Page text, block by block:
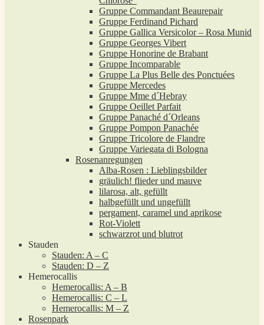
Gruppe Commandant Beaurepair
Gruppe Ferdinand Pichard
Gruppe Gallica Versicolor – Rosa Munid
Gruppe Georges Vibert
Gruppe Honorine de Brabant
Gruppe Incomparable
Gruppe La Plus Belle des Ponctuées
Gruppe Mercedes
Gruppe Mme d´Hebray
Gruppe Oeillet Parfait
Gruppe Panaché d´Orleans
Gruppe Pompon Panachée
Gruppe Tricolore de Flandre
Gruppe Variegata di Bologna
Rosenanregungen
Alba-Rosen : Lieblingsbilder
gräulich! flieder und mauve
lilarosa, alt, gefüllt
halbgefüllt und ungefüllt
pergament, caramel und aprikose
Rot-Violett
schwarzrot und blutrot
Stauden
Stauden: A – C
Stauden: D – Z
Hemerocallis
Hemerocallis: A – B
Hemerocallis: C – L
Hemerocallis: M – Z
Rosenpark